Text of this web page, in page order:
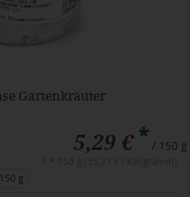
Gartenkräuter
5,29 €* / 150 g
150 g